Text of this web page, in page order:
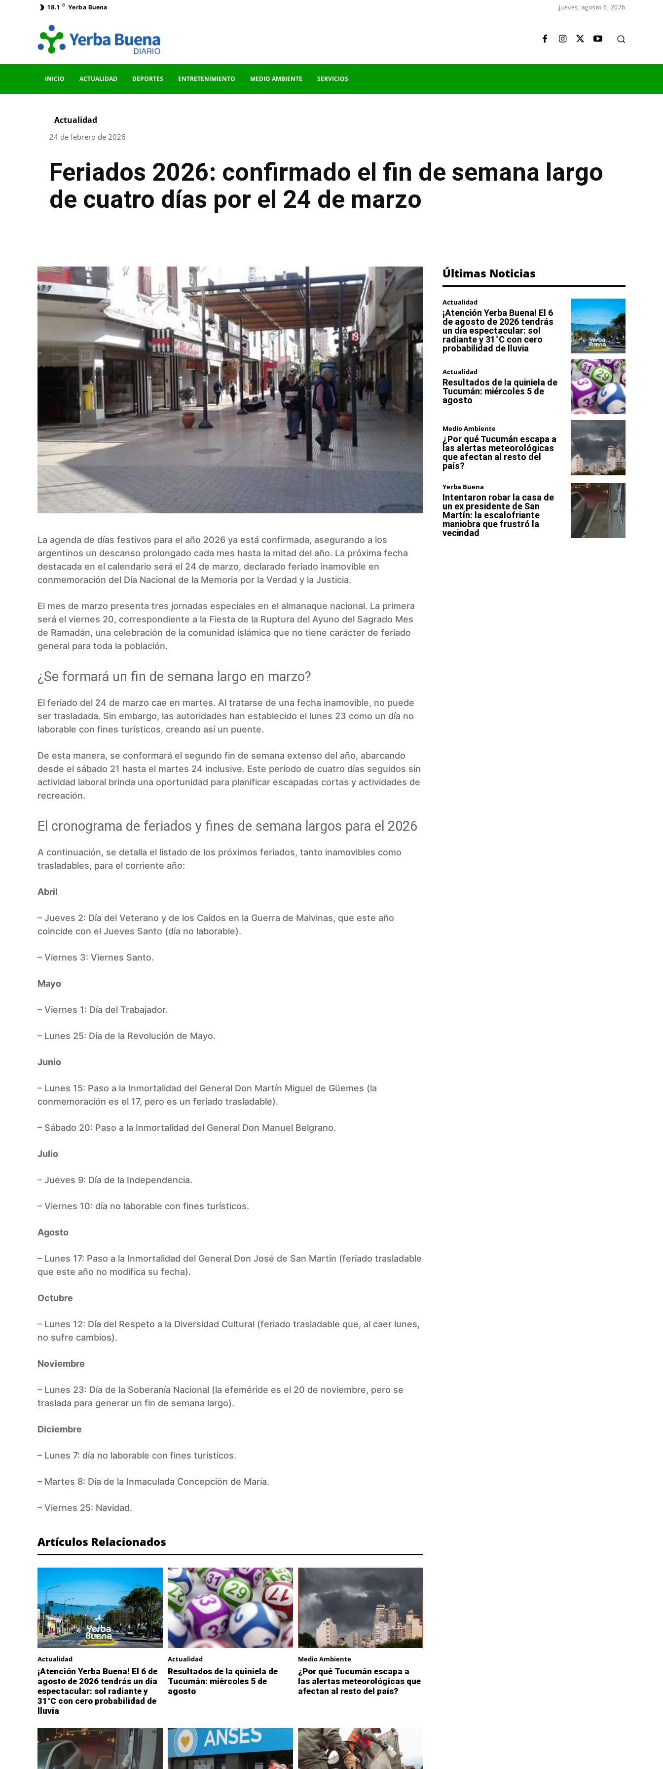
18.1 C Yerba Buena jueves, agosto 6, 2026
INICIO ACTUALIDAD DEPORTES ENTRETENIMIENTO MEDIO AMBIENTE SERVICIOS
Actualidad
24 de febrero de 2026
Feriados 2026: confirmado el fin de semana largo
de cuatro días por el 24 de marzo
La agenda de días festivos para el año 2026 ya está confirmada, asegurando a los
argentinos un descanso prolongado cada mes hasta la mitad del año. La próxima fecha
destacada en el calendario será el 24 de marzo, declarado feriado inamovible en
conmemoración del Día Nacional de la Memoria por la Verdad y la Justicia.
El mes de marzo presenta tres jornadas especiales en el almanaque nacional. La primera
será el viernes 20, correspondiente a la Fiesta de la Ruptura del Ayuno del Sagrado Mes
de Ramadán, una celebración de la comunidad islámica que no tiene carácter de feriado
general para toda la población.
¿Se formará un fin de semana largo en marzo?
El feriado del 24 de marzo cae en martes. Al tratarse de una fecha inamovible, no puede
ser trasladada. Sin embargo, las autoridades han establecido el lunes 23 como un día no
laborable con fines turísticos, creando así un puente.
De esta manera, se conformará el segundo fin de semana extenso del año, abarcando
desde el sábado 21 hasta el martes 24 inclusive. Este período de cuatro días seguidos sin
actividad laboral brinda una oportunidad para planificar escapadas cortas y actividades de
recreación.
El cronograma de feriados y fines de semana largos para el 2026
A continuación, se detalla el listado de los próximos feriados, tanto inamovibles como
trasladables, para el corriente año:
Abril
– Jueves 2: Día del Veterano y de los Caídos en la Guerra de Malvinas, que este año
coincide con el Jueves Santo (día no laborable).
– Viernes 3: Viernes Santo.
Mayo
– Viernes 1: Día del Trabajador.
– Lunes 25: Día de la Revolución de Mayo.
Junio
– Lunes 15: Paso a la Inmortalidad del General Don Martín Miguel de Güemes (la
conmemoración es el 17, pero es un feriado trasladable).
– Sábado 20: Paso a la Inmortalidad del General Don Manuel Belgrano.
Julio
– Jueves 9: Día de la Independencia.
– Viernes 10: día no laborable con fines turísticos.
Agosto
– Lunes 17: Paso a la Inmortalidad del General Don José de San Martín (feriado trasladable
que este año no modifica su fecha).
Octubre
– Lunes 12: Día del Respeto a la Diversidad Cultural (feriado trasladable que, al caer lunes,
no sufre cambios).
Noviembre
– Lunes 23: Día de la Soberanía Nacional (la efeméride es el 20 de noviembre, pero se
traslada para generar un fin de semana largo).
Diciembre
– Lunes 7: día no laborable con fines turísticos.
– Martes 8: Día de la Inmaculada Concepción de María.
– Viernes 25: Navidad.
Artículos Relacionados
Actualidad
¡Atención Yerba Buena! El 6 de
agosto de 2026 tendrás un día
espectacular: sol radiante y
31°C con cero probabilidad de
lluvia
Actualidad
Resultados de la quiniela de
Tucumán: miércoles 5 de
agosto
Medio Ambiente
¿Por qué Tucumán escapa a
las alertas meteorológicas que
afectan al resto del país?
Últimas Noticias
Actualidad
¡Atención Yerba Buena! El 6
de agosto de 2026 tendrás
un día espectacular: sol
radiante y 31°C con cero
probabilidad de lluvia
Actualidad
Resultados de la quiniela de
Tucumán: miércoles 5 de
agosto
Medio Ambiente
¿Por qué Tucumán escapa a
las alertas meteorológicas
que afectan al resto del
país?
Yerba Buena
Intentaron robar la casa de
un ex presidente de San
Martín: la escalofriante
maniobra que frustró la
vecindad